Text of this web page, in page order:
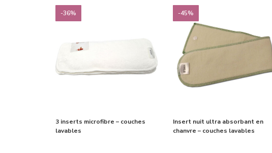
-36%
3 inserts microfibre – couches
lavables
-45%
Insert nuit ultra absorbant en
chanvre – couches lavables